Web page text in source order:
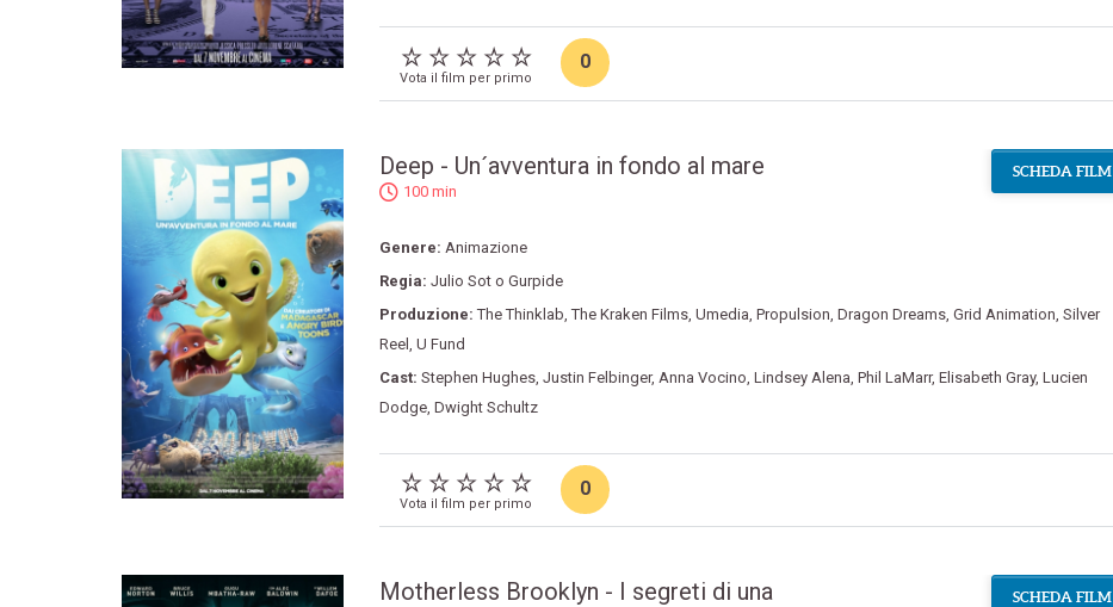
Vota il film per primo
0
Deep - Un´avventura in fondo al mare
100 min
Genere: Animazione
Regia: Julio Sot o Gurpide
Produzione:The Thinklab ,The Kraken Films, Umedia Propulsion Dragon Dreams, Grid Animation Silver
Reel U Fund
Cast: Stephen Hughes, Justin Felbinger, Anna Vocino Lindsey Alena Phil LaMarr, Elisabeth Gray, Lucien
Dodge, Dwight Schultz
SCHEDA FILM
Vota il film per primo
0
Motherless Brooklyn - I segreti di una
SCHEDA FILM